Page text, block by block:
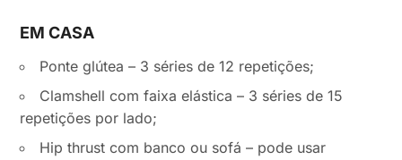
EM CASA
Ponte glútea – 3 séries de 12 repetições;
Clamshell com faixa elástica – 3 séries de 15
repetições por lado;
Hip thrust com banco ou sofá – pode usar